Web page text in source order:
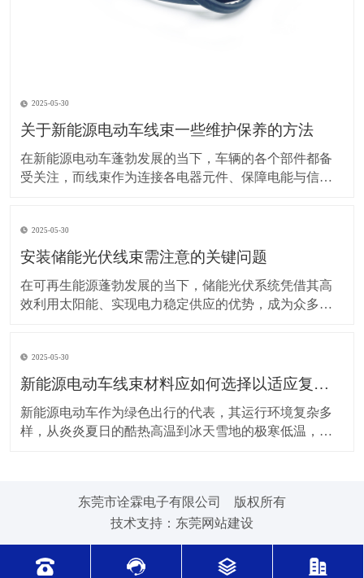
2025-05-30
关于新能源电动车线束一些维护保养的方法
在新能源电动车蓬勃发展的当下，车辆的各个部件都备
受关注，而线束作为连接各电器元件、保障电能与信号
让车辆运行更稳定、安全，还能延长其使用寿命。 日常
驾驶习惯对线束的影响不容小觑。平稳驾驶是维护线束
2025-05-30
安装储能光伏线束需注意的关键问题
在可再生能源蓬勃发展的当下，储能光伏系统凭借其高
效利用太阳能、实现电力稳定供应的优势，成为众多领
安全。因此，在安装储能光伏线束时，有许多问题需要
格外留意。 安装前的准备工作至关重要。在开始安装前
2025-05-30
新能源电动车线束材料应如何选择以适应复杂的环境温度范围？
新能源电动车作为绿色出行的代表，其运行环境复杂多
样，从炎炎夏日的酷热高温到冰天雪地的极寒低温，车
环境下，新能源电动车的电池、电机等部件工作时会散
东莞市诠霖电子有限公司 版权所有
技术支持： 东莞网站建设